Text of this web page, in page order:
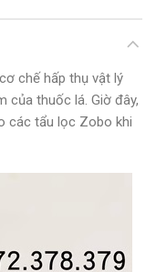
chế hấp thụ vật lý
của thuốc lá. Giờ đây,
các tẩu lọc Zobo khi